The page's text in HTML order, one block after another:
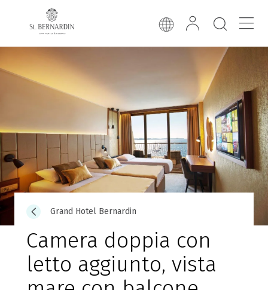
Grand Hotel Bernardin
Camera doppia con
letto aggiunto, vista